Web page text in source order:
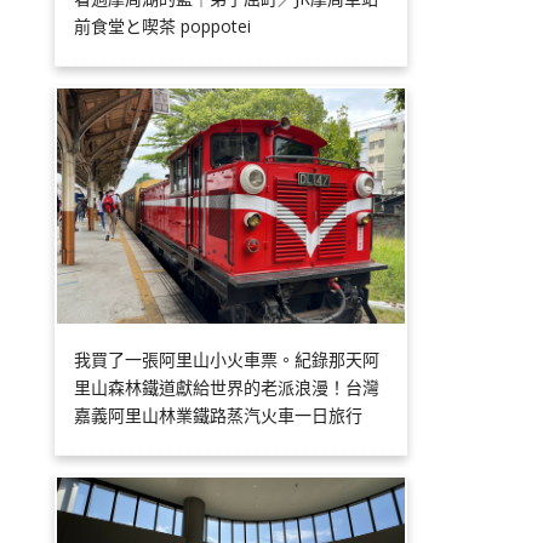
前食堂と喫茶 poppotei
我買了一張阿里山小火車票。紀錄那天阿
里山森林鐵道獻給世界的老派浪漫！台灣
嘉義阿里山林業鐵路蒸汽火車一日旅行